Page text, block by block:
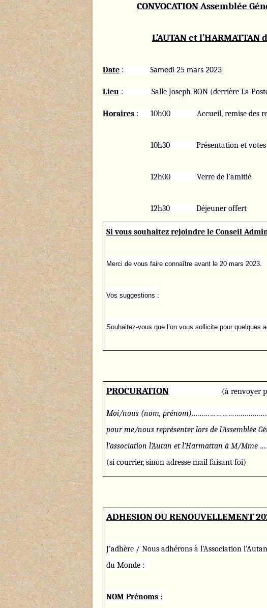
CONVOCATION Assemblée
L’AUTAN et
Date : Samedi 25 mars 2023
Lieu : Salle Joseph BON (derrière La
Horaires : 10h00 Accueil, remise des
10h30 Présentation et votes
12h00 Verre de l’amitié
12h30 Déjeuner offert
Si vous souhaitez rejoindre le Conseil
Merci de vous faire connaître avant le 20 mars 2023.
Vos suggestions :
Souhaitez-vous que l’on vous sollicite pour quelques
PROCURATION(à renvoyer par
Moi/nous (nom,
pour me/nous représenter lors de l’Assemblée
l’association l’Autan et l’Harmattan à M/
(si courrier, sinon adresse mail faisant foi)
ADHESION OU RENOUVELLEMENT
J’adhère / Nous adhérons à l’Association
du Monde :
NOM Prénoms :